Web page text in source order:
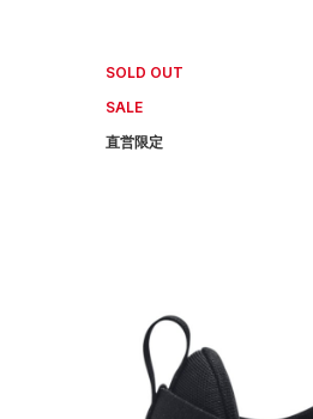
SOLD OUT
SALE
直営限定